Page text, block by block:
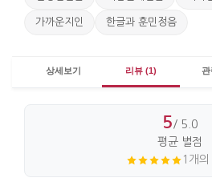
가까운지인 한글과 훈민정음
상세보기 리뷰 (1)
5/ 5.0
평균 별점
1개